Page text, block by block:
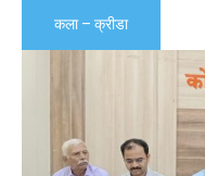
कला – क्रीडा